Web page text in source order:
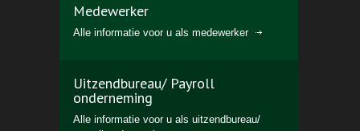
Medewerker
Alle informatie voor u als medewerker
Uitzendbureau/ Payroll
onderneming
Alle informatie voor u als uitzendbureau/